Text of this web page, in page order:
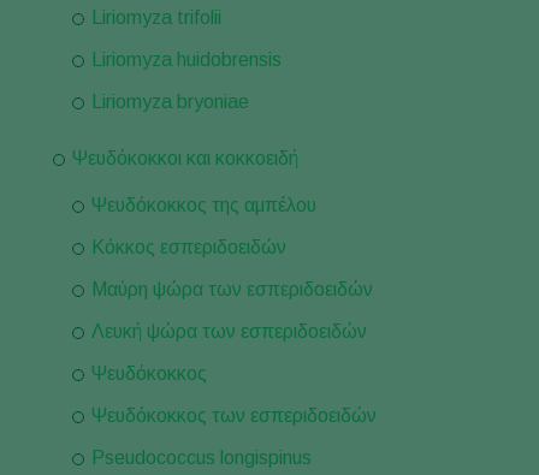
Liriomyza trifolii
Liriomyza huidobrensis
Liriomyza bryoniae
Ψευδόκοκκοι και κοκκοειδή
Ψευδόκοκκος της αμπέλου
Κόκκος εσπεριδοειδών
Μαύρη ψώρα των εσπεριδοειδών
Λευκή ψώρα των εσπεριδοειδών
Ψευδόκοκκος
Ψευδόκοκκος των εσπεριδοειδών
Pseudococcus longispinus